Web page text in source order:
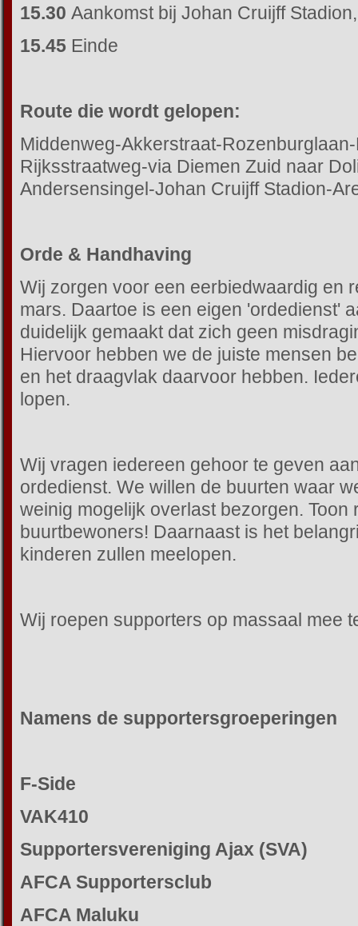
15.30 Aankomst bij Johan Cruijff
15.45 Einde
Route die wordt gelopen:
Middenweg-Akkerstraat-
Rijksstraatweg-via Diemen Zuid naar
Andersensingel-Johan Cruijff Stadion-
Orde & Handhaving
Wij zorgen voor een eerbiedwaardig en
mars. Daartoe is een eigen 'ordedienst'
duidelijk gemaakt dat zich geen
Hiervoor hebben we de juiste mensen
en het draagvlak daarvoor hebben.
lopen.
Wij vragen iedereen gehoor te geven
ordedienst. We willen de buurten waar
weinig mogelijk overlast bezorgen. Toon
buurtbewoners! Daarnaast is het
kinderen zullen meelopen.
Wij roepen supporters op massaal mee
Namens de supportersgroeperingen
F-Side
VAK410
Supportersvereniging Ajax (SVA)
AFCA Supportersclub
AFCA Maluku